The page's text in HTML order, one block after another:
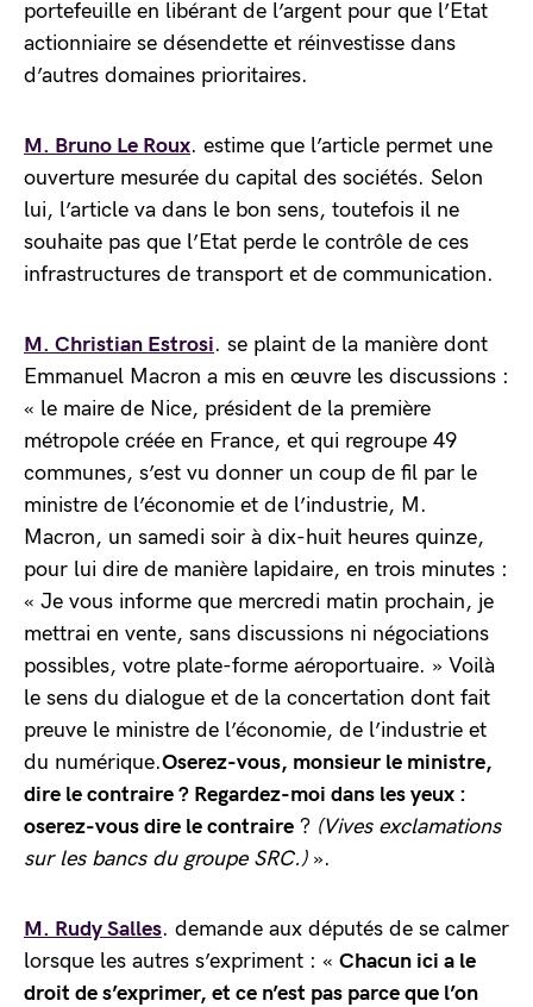
portefeuille en libérant de l’argent pour que l’Etat
actionniaire se désendette et réinvestisse dans
d’autres domaines prioritaires.
M. Bruno Le Roux. estime que l’article permet une
ouverture mesurée du capital des sociétés. Selon
lui, l’article va dans le bon sens, toutefois il ne
souhaite pas que l’Etat perde le contrôle de ces
infrastructures de transport et de communication.
M. Christian Estrosi. se plaint de la manière dont
Emmanuel Macron a mis en œuvre les discussions :
« le maire de Nice, président de la première
métropole créée en France, et qui regroupe 49
communes, s’est vu donner un coup de fil par le
ministre de l’économie et de l’industrie, M.
Macron, un samedi soir à dix-huit heures quinze,
pour lui dire de manière lapidaire, en trois minutes :
« Je vous informe que mercredi matin prochain, je
mettrai en vente, sans discussions ni négociations
possibles, votre plate-forme aéroportuaire. » Voilà
le sens du dialogue et de la concertation dont fait
preuve le ministre de l’économie, de l’industrie et
du numérique.Oserez-vous, monsieur le ministre,
dire le contraire ? Regardez-moi dans les yeux :
oserez-vous dire le contraire ? (Vives exclamations
sur les bancs du groupe SRC.)».
M. Rudy Salles. demande aux députés de se calmer
lorsque les autres s’expriment : « Chacun ici a le
droit de s’exprimer, et ce n’est pas parce que l’on